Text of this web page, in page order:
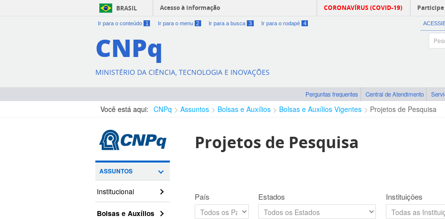
BRASIL Acesso à informação CORONAVÍRUS (COVID-19) Participe
Ir para o conteúdo 1 Ir para o menu 2 Ir para a busca 3 Ir para o rodapé 4
CNPq
MINISTÉRIO DA CIÊNCIA, TECNOLOGIA E INOVAÇÕES
Perguntas frequentes Central de Atendimento
Você está aqui: CNPq Assuntos Bolsas e Auxílios Bolsas e Auxílios Vigentes Projetos de Pesquisa
ASSUNTOS
Institucional
Bolsas e Auxílios
Projetos de Pesquisa
País Estados Instituições